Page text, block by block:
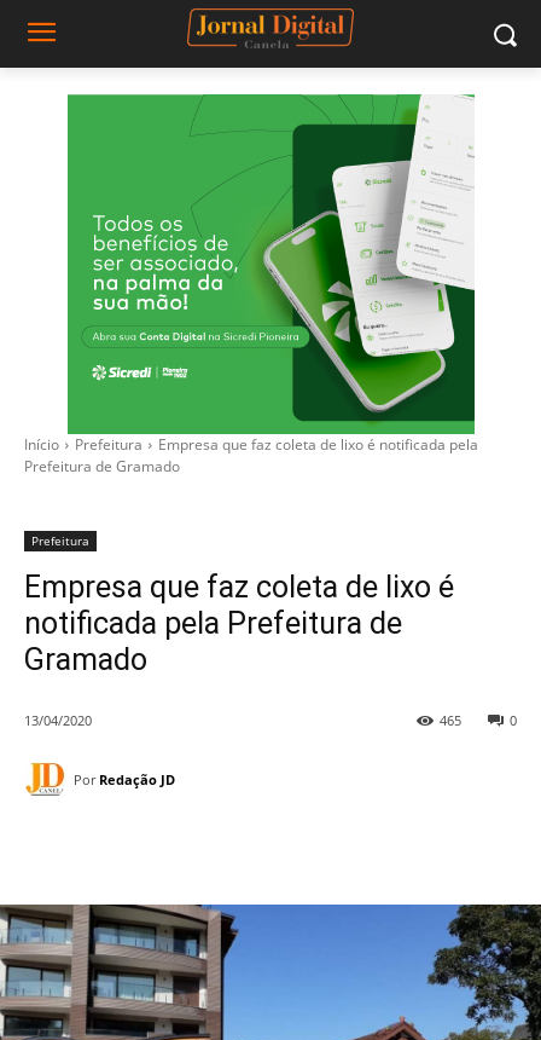
Início Prefeitura
Empresa que faz coleta de lixo é notificada pela
Prefeitura de Gramado
Prefeitura
Empresa que faz coleta de lixo é
notificada pela Prefeitura de
Gramado
13/04/2020 0
465
Por Redação JD